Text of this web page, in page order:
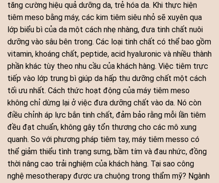
tăng cường hiệu quả dưỡng da, trẻ hóa da. Khi thực hiện
tiêm meso bằng máy, các kim tiêm siêu nhỏ sẽ xuyên qua
lớp biểu bì của da một cách nhẹ nhàng, đưa tinh chất nuôi
dưỡng vào sâu bên trong. Các loại tinh chất có thể bao gồm
vitamin, khoáng chất, peptide, acid hyaluronic và nhiều thành
phần khác tùy theo nhu cầu của khách hàng. Việc tiêm trực
tiếp vào lớp trung bì giúp da hấp thu dưỡng chất một cách
tối ưu nhất. Cách thức hoạt động của máy tiêm meso
không chỉ dừng lại ở việc đưa dưỡng chất vào da. Nó còn
điều chỉnh áp lực bắn tinh chất, đảm bảo rằng mỗi lần tiêm
đều đạt chuẩn, không gây tổn thương cho các mô xung
quanh. So với phương pháp tiêm tay, máy tiêm messo có
thể giảm thiểu tình trạng sưng, bầm tím và đau nhức, đồng
thời nâng cao trải nghiệm của khách hàng. Tại sao công
nghệ mesotherapy được ưa chuộng trong thẩm mỹ? Ngành